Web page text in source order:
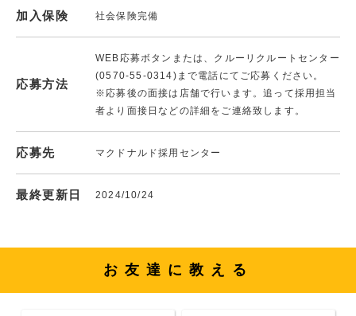
加入保険 社会保険完備
応募方法
WEB応募ボタンまたは、クルーリクルートセンター
(0570-55-0314)まで電話にてご応募ください。
※応募後の面接は店舗で行います。追って採用担当
者より面接日などの詳細をご連絡致します。
応募先 マクドナルド採用センター
最終更新日 2024/10/24
お友達に教える